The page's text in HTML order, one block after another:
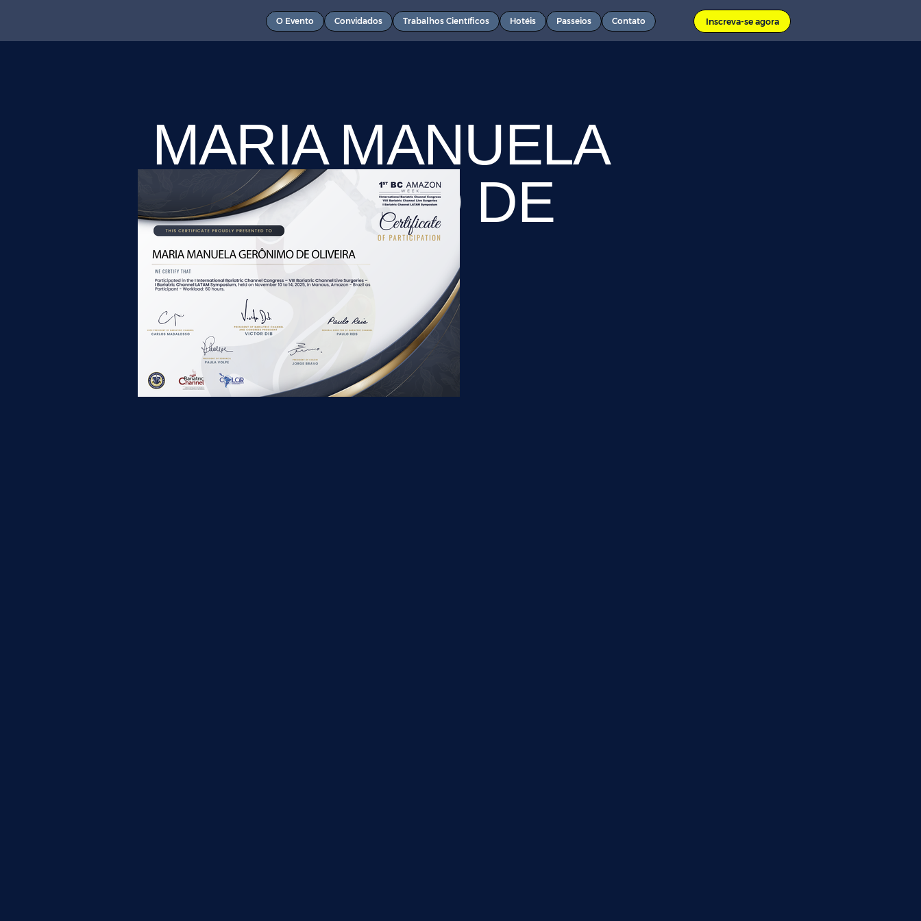
O Evento Convidados Trabalhos Científicos Hotéis Passeios Contato Inscreva-se agora
MARIA MANUELA
GERÔNIMO DE
OLIVEIRA